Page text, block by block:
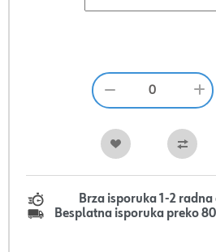
Brza isporuka 1-2 radna
Besplatna isporuka preko